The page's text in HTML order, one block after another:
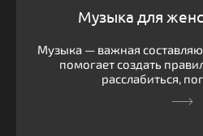
Музыка для
Музыка — важная
помогает создать
расслабиться,